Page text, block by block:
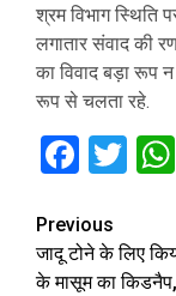
श्रम विभाग स्थिति
लगातार संवाद की
का विवाद बड़ा रूप
रूप से चलता रहे.
Previous
जादू टोने के लिए
के मासूम का